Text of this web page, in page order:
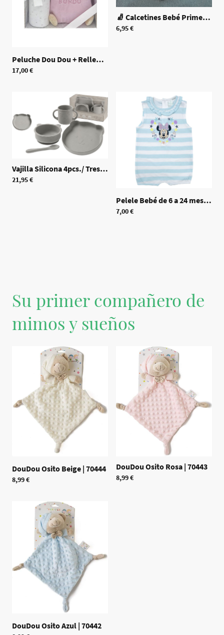
Peluche Dou Dou + Relleno + Muselina Franela
17,00 €
🧦 Calcetines Bebé Primera Puesta
6,95 €
Vajilla Silicona 4pcs./ Tres colores a elegir |70456
21,95 €
Pelele Bebé de 6 a 24 meses
7,00 €
Su primer compañero de
mimos y sueños
DouDou Osito Beige | 70444
8,99 €
DouDou Osito Rosa | 70443
8,99 €
DouDou Osito Azul | 70442